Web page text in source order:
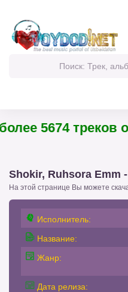
5674 треков
Shokir, Ruhsora Emm
На этой странице Вы можете
Исполнитель:
Название:
Жанр:
Дата релиза: